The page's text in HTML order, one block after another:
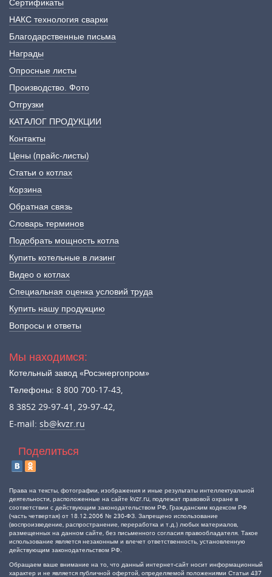
Сертификаты
НАКС технология сварки
Благодарственные письма
Награды
Опросные листы
Производство. Фото
Отгрузки
КАТАЛОГ ПРОДУКЦИИ
Контакты
Цены (прайс-листы)
Статьи о котлах
Корзина
Обратная связь
Словарь терминов
Подобрать мощность котла
Купить котельные в лизинг
Видео о котлах
Специальная оценка условий труда
Купить нашу продукцию
Вопросы и ответы
Мы находимся:
Котельный завод «Росэнергопром»
Телефоны: 8 800 700-17-43,
8 3852 29-97-41, 29-97-42,
E-mail: sb@kvzr.ru
Поделиться
Права на тексты, фотографии, изображения и иные результаты интеллектуальной
деятельности, расположенные на сайте kvzr.ru, подлежат правовой охране в
соответствии с действующим законодательством РФ, Гражданским кодексом РФ
(часть четвертая) от 18.12.2006 № 230-ФЗ. Запрещено использование
(воспроизведение, распространение, переработка и т.д.) любых материалов,
размещенных на данном сайте, без письменного согласия правообладателя. Такое
использование является незаконным и влечет ответственность, установленную
действующим законодательством РФ.
Обращаем ваше внимание на то, что данный интернет-сайт носит информационный
характер и не является публичной офертой, определяемой положениями Статьи 437